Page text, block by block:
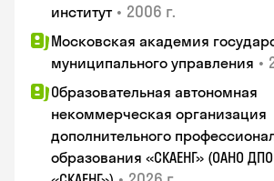
институт • 2006 г.
Московская академия
муниципального управления •
Образовательная автономная
некоммерческая организация
дополнительного
образования «СКАЕНГ» (ОАНО ДПО